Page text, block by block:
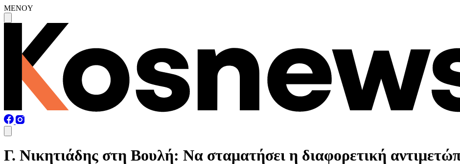
MENOY
Γ. Νικητιάδης στη Βουλή: Να σταματήσει η διαφορετική